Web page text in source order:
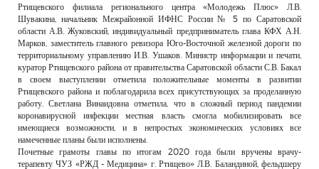
Ртищевского филиала регионального центра «Молодежь Плюс» Л.В.
Шувакина, начальник Межрайонной ИФНС России № 5 по Саратовской
области А.В. Жуковский, индивидуальный предприниматель глава КФХ А.Н.
Марков, заместитель главного ревизора Юго-Восточной железной дороги по
территориальному управлению И.В. Ушаков. Министр информации и печати,
куратор Ртищевского района от правительства Саратовской области С.В. Бакал
в своем выступлении отметила положительные моменты в развитии
Ртищевского района и поблагодарила всех присутствующих за проделанную
работу. Светлана Винаидовна отметила, что в сложный период пандемии
коронавирусной инфекции местная власть смогла мобилизировать все
имеющиеся возможности, и в непростых экономических условиях все
намеченные планы были исполнены.
Почетные грамоты главы по итогам 2020 года были вручены врачу-
терапевту ЧУЗ «РЖД - Медицина» г. Ртищево» Л.В. Баландиной, фельдшеру